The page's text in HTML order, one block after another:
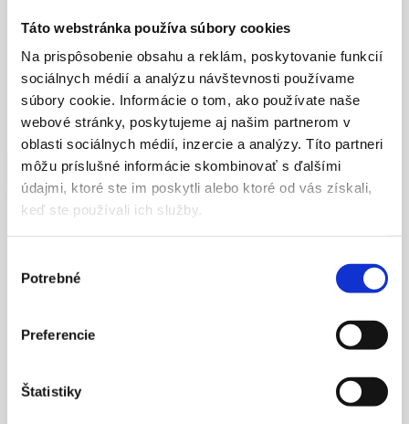
Táto webstránka používa súbory cookies
Na prispôsobenie obsahu a reklám, poskytovanie funkcií
sociálnych médií a analýzu návštevnosti používame
súbory cookie. Informácie o tom, ako používate naše
webové stránky, poskytujeme aj našim partnerom v
oblasti sociálnych médií, inzercie a analýzy. Títo partneri
môžu príslušné informácie skombinovať s ďalšími
údajmi, ktoré ste im poskytli alebo ktoré od vás získali,
keď ste používali ich služby.
súhlasu
Potrebné
Preferencie
Štatistiky
Učebnica
25,00€
Učebnica